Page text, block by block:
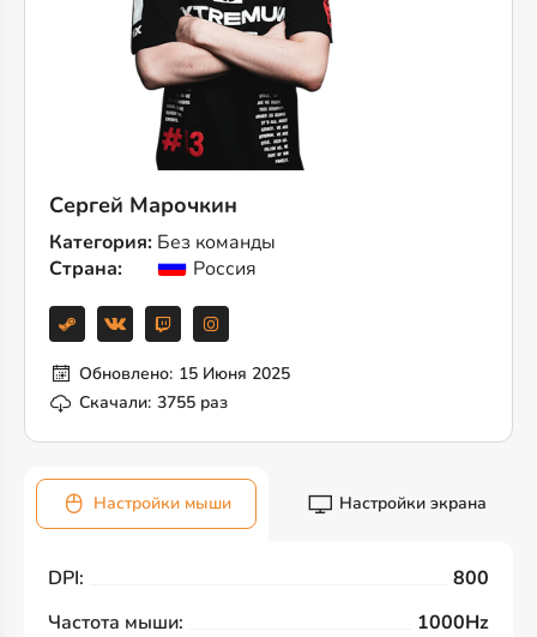
Сергей Марочкин
Категория: Без команды
Страна:
Россия
Обновлено: 15 Июня 2025
Скачали: 3755 раз
Настройки мыши Настройки экрана
DPI:
800
Частота мыши:
1000Hz